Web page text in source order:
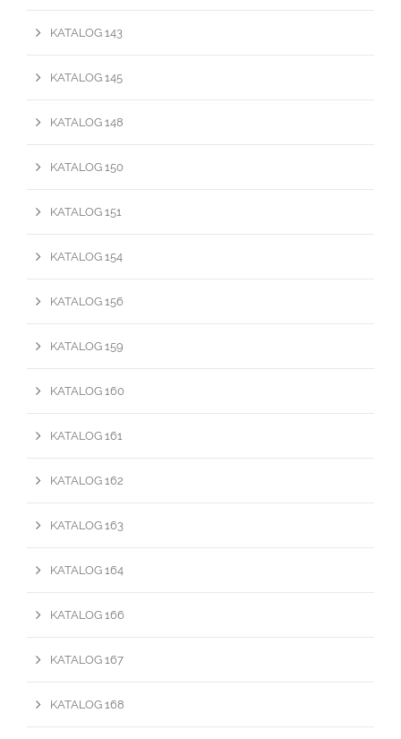
KATALOG 143
KATALOG 145
KATALOG 148
KATALOG 150
KATALOG 151
KATALOG 154
KATALOG 156
KATALOG 159
KATALOG 160
KATALOG 161
KATALOG 162
KATALOG 163
KATALOG 164
KATALOG 166
KATALOG 167
KATALOG 168